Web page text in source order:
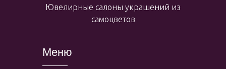
Меню
Ювелирные салоны украшений из
самоцветов